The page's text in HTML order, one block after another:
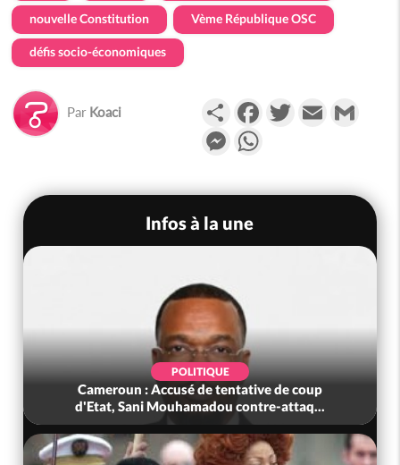
nouvelle Constitution Vème République OSC
défis socio-économiques
Par Koaci PartagerFacebookTwitterEmail
Messenger
Infos à la une
POLITIQUE
Cameroun : Accusé de tentative de coup
d'Etat, Sani Mouhamadou contre-attaq...